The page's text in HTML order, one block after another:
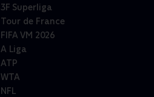
3F Superliga
Tour de France
FIFA VM 2026
A Liga
ATP
WTA
NFL